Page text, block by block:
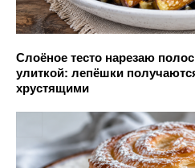
Слоёное тесто нарезаю
улиткой: лепёшки
хрустящими